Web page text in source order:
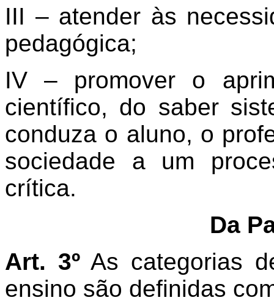
III – atender às
pedagógica;
IV – promover o
científico, do saber
conduza o aluno, o
sociedade a um
crítica.
Da
Art. 3ºAs categorias
ensino são definidas